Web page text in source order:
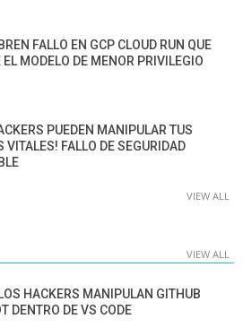
FALLO EN GCP CLOUD RUN QUE
EL MODELO DE MENOR PRIVILEGIO
PUEDEN MANIPULAR TUS
VITALES! FALLO DE SEGURIDAD
VIEW ALL
VIEW ALL
HACKERS MANIPULAN GITHUB
DENTRO DE VS CODE